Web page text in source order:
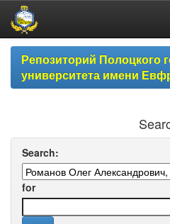
Skip
navigationРепозиторий Полоцкого
университета имени
Search:
for